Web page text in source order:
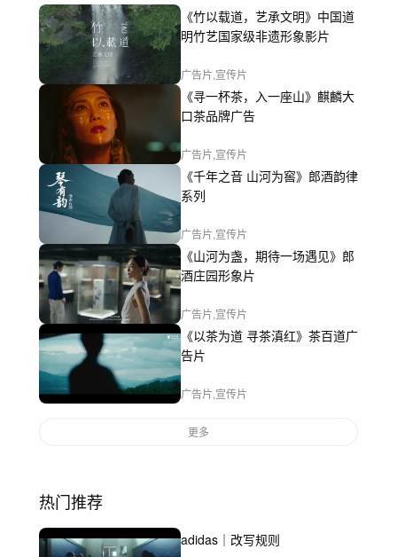
《竹以载道，艺承文明》中国道
明竹艺国家级非遗形象影片
广告片,宣传片
《寻一杯茶，入一座山》麒麟大
口茶品牌广告
广告片,宣传片
《千年之音 山河为窖》郎酒韵律
系列
广告片,宣传片
《山河为盏，期待一场遇见》郎
酒庄园形象片
广告片,宣传片
《以茶为道 寻茶滇红》茶百道广
告片
广告片,宣传片
更多
热门推荐
adidas｜改写规则